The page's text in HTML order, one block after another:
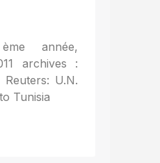
année,
archives :
U.N.
Tunisia